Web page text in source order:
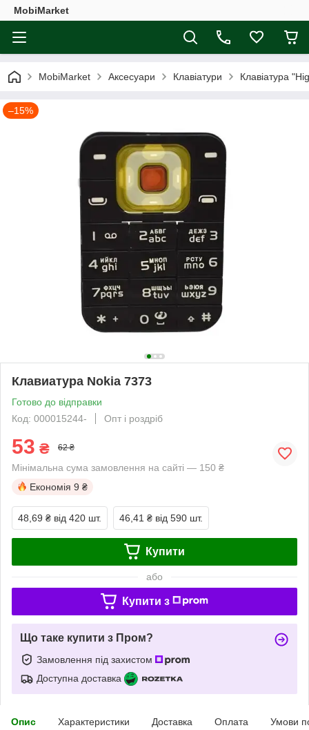
MobiMarket
MobiMarket Аксесуари Клавіатури Клавіатура
–15%
Клавиатура Nokia 7373
Готово до відправки
Код: 000015244-
Опт і роздріб
53 ₴ 62 ₴
Мінімальна сума замовлення на сайті — 150 ₴
Економія 9 ₴
48,69 ₴ від 420 шт. 46,41 ₴ від 590 шт.
Купити
або
Купити з
Що таке купити з Пром?
Замовлення під захистом
Доступна доставка
Опис Характеристики Доставка Оплата Умови